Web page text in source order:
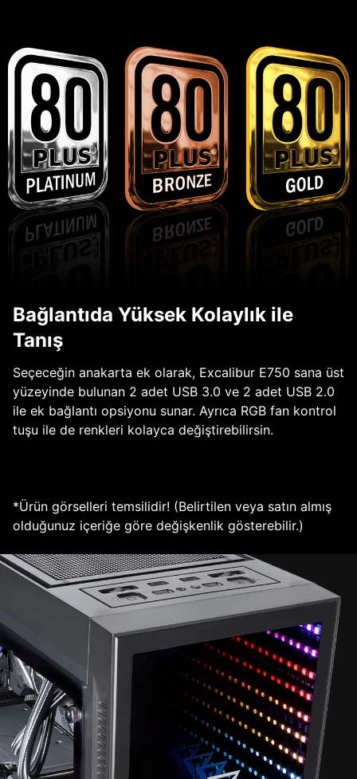
Bağlantıda Yüksek Kolaylık ile
Tanış
Seçeceğin anakarta ek olarak, Excalibur E750 sana üst
yüzeyinde bulunan 2 adet USB 3.0 ve 2 adet USB 2.0
ile ek bağlantı opsiyonu sunar. Ayrıca RGB fan kontrol
tuşu ile de renkleri kolayca değiştirebilirsin.
*Ürün görselleri temsilidir! (Belirtilen veya satın almış
olduğunuz içeriğe göre değişkenlik gösterebilir.)